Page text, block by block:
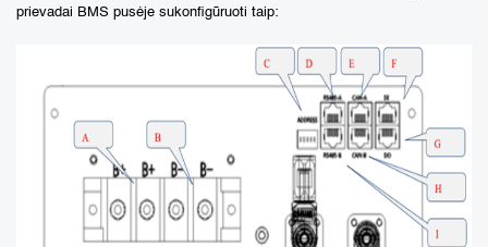
prievadai BMS pusėje sukonfigūruoti taip: